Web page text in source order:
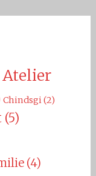
Atelier
Chindsgi(2)
(5)
(4)